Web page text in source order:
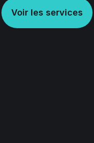
Voir les services